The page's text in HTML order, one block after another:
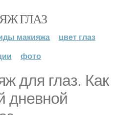
ГЛАЗ
макияжа
цвет глаз
фото
для глаз. Как
дневной